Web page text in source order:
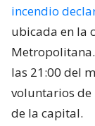
incendio
ubicada en la
las 21:00 del
voluntarios de
de la capital.